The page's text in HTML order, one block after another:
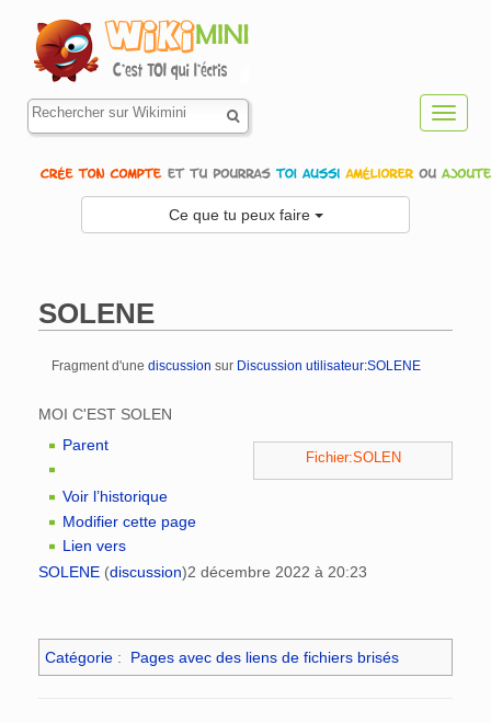
Ce que tu peux faire
SOLENE
Fragment d'une discussion sur Discussion utilisateur:SOLENE
MOI C'EST SOLEN
Fichier:SOLEN
Parent
Voir l’historique
Modifier cette page
Lien vers
SOLENE (discussion)2 décembre 2022 à 20:23
Catégorie : Pages avec des liens de fichiers brisés